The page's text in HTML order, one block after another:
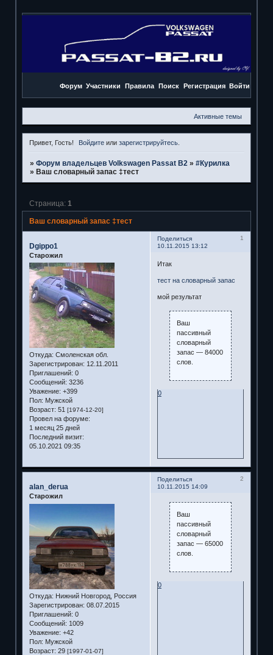
Форум Участники Правила Поиск Регистрация Войти
Активные темы
Привет, Гость! Войдите илизарегистрируйтесь
» Форум владельцев Volkswagen Passat B2 » #Курилка
» Ваш словарный запас ‡тест
Ваш словарный запас ‡тест
Страница: 1
Поделиться
1
10.11.2015 13:12
Dgippo1
Старожил
Откуда: Смоленская обл.
Зарегистрирован: 12.11.2011
Приглашений: 0
Сообщений: 3236
Уважение: +399
Пол: Мужской
Возраст: 51 [1974-12-20]
Провел на форуме:
1 месяц 25 дней
Последний визит:
05.10.2021 09:35
Итак
тест на словарный запас
мой результат
Ваш
пассивный
словарный
запас — 84000
слов.
0
Поделиться
2
10.11.2015 14:09
alan_derua
Старожил
Откуда: Нижний Новгород, Россия
Зарегистрирован: 08.07.2015
Приглашений: 0
Сообщений: 1009
Уважение: +42
Пол: Мужской
Возраст: 29 [1997-01-07]
Ваш
пассивный
словарный
запас — 65000
слов.
0